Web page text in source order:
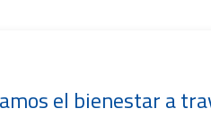
el bienestar a